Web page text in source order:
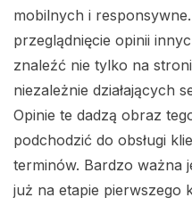
mobilnych i
przeglądnięcie opinii
znaleźć nie tylko na
niezależnie działających
Opinie te dadzą obraz
podchodzić do obsługi
terminów. Bardzo ważna
już na etapie pierwszego